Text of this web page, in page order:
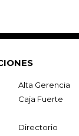
Alta Gerencia
Caja Fuerte
Directorio